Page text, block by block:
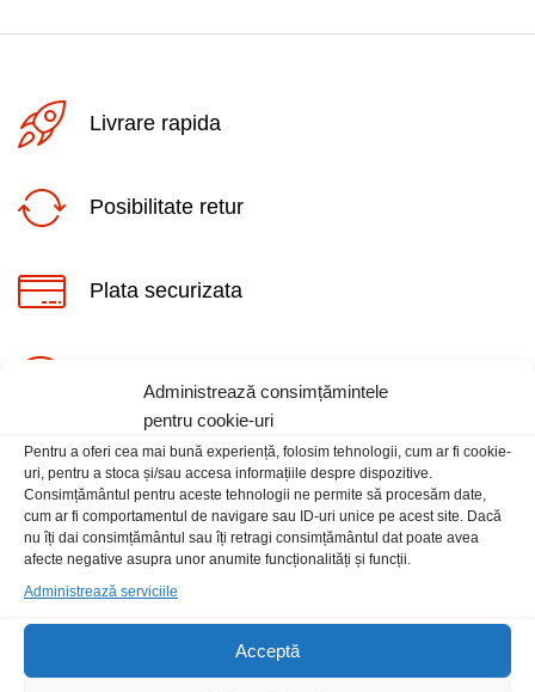
Administrează consimțămintele
pentru cookie-uri
Pentru a oferi cea mai bună experiență, folosim tehnologii, cum ar fi cookie-
uri, pentru a stoca și/sau accesa informațiile despre dispozitive.
Consimțământul pentru aceste tehnologii ne permite să procesăm date,
cum ar fi comportamentul de navigare sau ID-uri unice pe acest site. Dacă
nu îți dai consimțământul sau îți retragi consimțământul dat poate avea
afecte negative asupra unor anumite funcționalități și funcții.
Administrează serviciile
Acceptă
Livrare rapida
Posibilitate retur
Plata securizata
Informatii
Contact